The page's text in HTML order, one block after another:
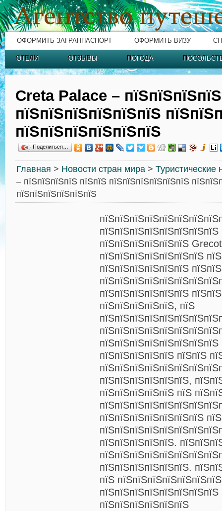
ОФОРМИТЬ ЗАГРАНПАСПОРТ ОФОРМИТЬ ВИЗУ
ОТЕЛИ ОТЗЫВЫ ПОГОДА
Creta Palace –
пїЅпїЅпїЅпїЅпїЅпїЅ
пїЅпїЅпїЅпїЅпїЅпїЅ
Поделиться…
Главная > Новости стран мира > Туристические
– пїЅпїЅпїЅпїЅ пїЅпїЅ пїЅпїЅпїЅпїЅпїЅпїЅ
пїЅпїЅпїЅпїЅпїЅпїЅ
пїЅпїЅпїЅпїЅпїЅпїЅ
пїЅпїЅпїЅпїЅпїЅпїЅпїЅ
пїЅпїЅпїЅпїЅпїЅпїЅ
пїЅпїЅпїЅпїЅпїЅпїЅ
пїЅпїЅпїЅпїЅпїЅ, пїЅ
пїЅпїЅпїЅпїЅпїЅ пїЅпїЅ
пїЅпїЅпїЅпїЅпїЅпїЅ,
пїЅпїЅпїЅпїЅпїЅ пїЅ
пїЅпїЅпїЅпїЅпїЅпїЅпїЅ
пїЅпїЅпїЅпїЅпїЅ.
пїЅпїЅпїЅпїЅпїЅпїЅ.
пїЅ
пїЅпїЅпїЅпїЅпїЅпїЅ